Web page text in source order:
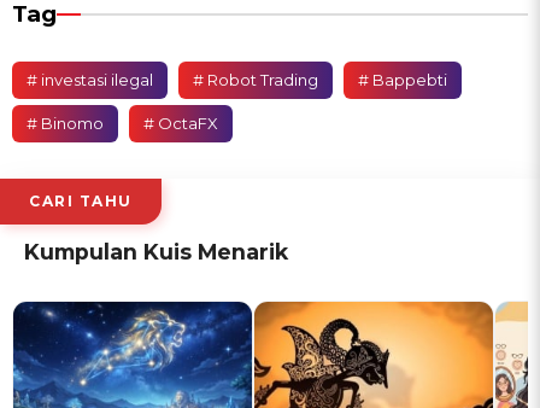
Tag
# investasi ilegal # Robot Trading # Bappebti
# Binomo # OctaFX
CARI TAHU
Kumpulan Kuis Menarik